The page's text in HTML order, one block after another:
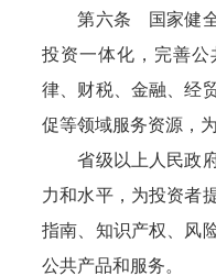
第六条 国家健全
投资一体化，完善
律、财税、金融、经
促等领域服务资源，
省级以上人民政府
力和水平，为投资者
指南、知识产权、风
公共产品和服务。